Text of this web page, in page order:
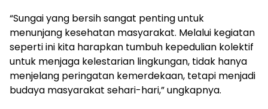
“Sungai yang bersih sangat penting untuk
menunjang kesehatan masyarakat. Melalui kegiatan
seperti ini kita harapkan tumbuh kepedulian kolektif
untuk menjaga kelestarian lingkungan, tidak hanya
menjelang peringatan kemerdekaan, tetapi menjadi
budaya masyarakat sehari-hari,” ungkapnya.